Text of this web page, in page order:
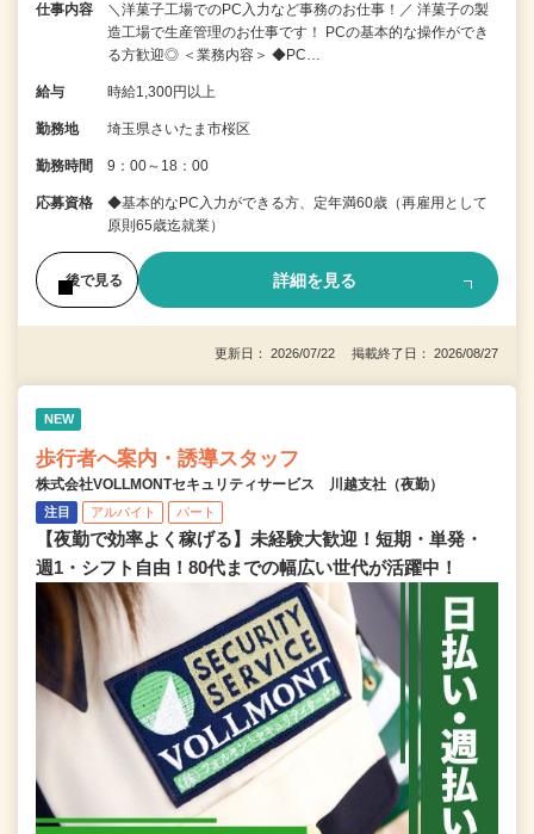
仕事内容
＼洋菓子工場でのPC入力など事務のお仕事！／ 洋菓子の製
造工場で生産管理のお仕事です！ PCの基本的な操作ができ
る方歓迎◎ ＜業務内容＞ ◆PC…
給与 時給1,300円以上
勤務地 埼玉県さいたま市桜区
勤務時間 9：00～18：00
応募資格
◆基本的なPC入力ができる方、定年満60歳（再雇用として
原則65歳迄就業）
後で見る 詳細を見る
更新日： 2026/07/22 掲載終了日： 2026/08/27
NEW
歩行者へ案内・誘導スタッフ
株式会社VOLLMONTセキュリティサービス 川越支社（夜勤）
注目 アルバイト パート
【夜勤で効率よく稼げる】未経験大歓迎！短期・単発・
週1・シフト自由！80代までの幅広い世代が活躍中！